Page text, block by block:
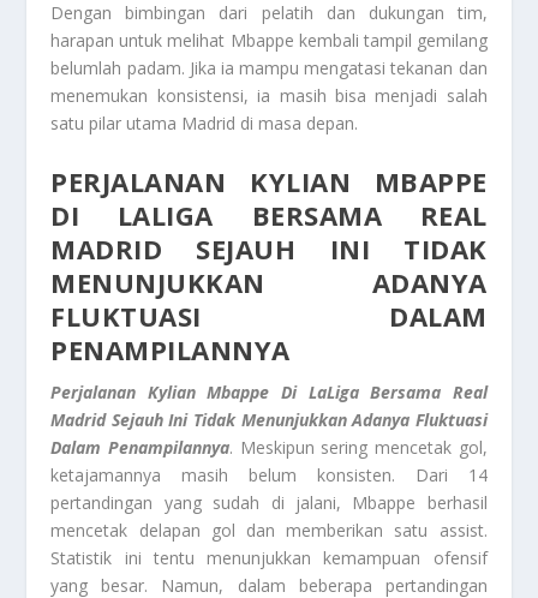
Dengan bimbingan dari pelatih dan dukungan tim,
harapan untuk melihat Mbappe kembali tampil gemilang
belumlah padam. Jika ia mampu mengatasi tekanan dan
menemukan konsistensi, ia masih bisa menjadi salah
satu pilar utama Madrid di masa depan.
PERJALANAN KYLIAN MBAPPE
DI LALIGA BERSAMA REAL
MADRID SEJAUH INI TIDAK
MENUNJUKKAN ADANYA
FLUKTUASI DALAM
PENAMPILANNYA
Perjalanan Kylian Mbappe Di LaLiga Bersama Real
Madrid Sejauh Ini Tidak Menunjukkan Adanya Fluktuasi
Dalam Penampilannya. Meskipun sering mencetak gol,
ketajamannya masih belum konsisten. Dari 14
pertandingan yang sudah di jalani, Mbappe berhasil
mencetak delapan gol dan memberikan satu assist.
Statistik ini tentu menunjukkan kemampuan ofensif
yang besar. Namun, dalam beberapa pertandingan